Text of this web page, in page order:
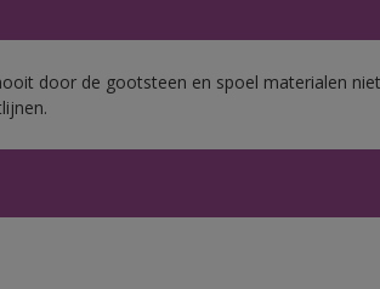
door de gootsteen en spoel materialen